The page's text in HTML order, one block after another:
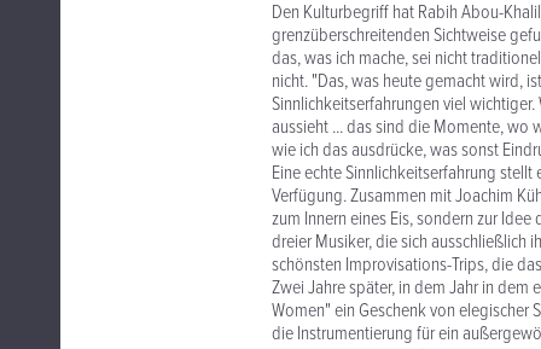
Den Kulturbegriff hat Rabih Abou-
grenzüberschreitenden Sichtweise
das, was ich mache, sei nicht
nicht. "Das, was heute gemacht wird,
Sinnlichkeitserfahrungen viel
aussieht ... das sind die Momente, wo
wie ich das ausdrücke, was sonst
Eine echte Sinnlichkeitserfahrung
Verfügung. Zusammen mit Joachim
zum Innern eines Eis, sondern zur
dreier Musiker, die sich ausschließlich
schönsten Improvisations-Trips, die
Zwei Jahre später, in dem Jahr in dem
Women" ein Geschenk von elegischer
die Instrumentierung für ein